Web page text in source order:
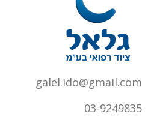
galel.ido@gmail.com
03-9249835